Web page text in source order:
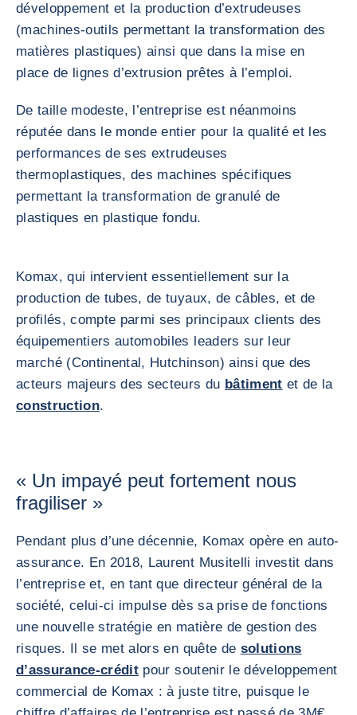
développement et la production d’extrudeuses
(machines-outils permettant la transformation des
matières plastiques) ainsi que dans la mise en
place de lignes d’extrusion prêtes à l’emploi.
De taille modeste, l’entreprise est néanmoins
réputée dans le monde entier pour la qualité et les
performances de ses extrudeuses
thermoplastiques, des machines spécifiques
permettant la transformation de granulé de
plastiques en plastique fondu.
Komax, qui intervient essentiellement sur la
production de tubes, de tuyaux, de câbles, et de
profilés, compte parmi ses principaux clients des
équipementiers automobiles leaders sur leur
marché (Continental, Hutchinson) ainsi que des
acteurs majeurs des secteurs du bâtiment et de la
construction.
« Un impayé peut fortement nous
fragiliser »
Pendant plus d’une décennie, Komax opère en auto-
assurance. En 2018, Laurent Musitelli investit dans
l’entreprise et, en tant que directeur général de la
société, celui-ci impulse dès sa prise de fonctions
une nouvelle stratégie en matière de gestion des
risques. Il se met alors en quête de solutions
d’assurance-crédit pour soutenir le développement
commercial de Komax : à juste titre, puisque le